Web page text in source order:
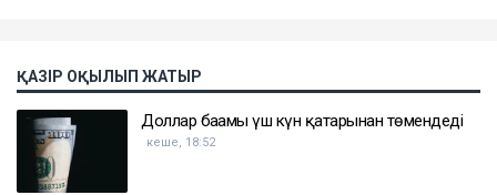
ҚАЗІР ОҚЫЛЫП ЖАТЫР
Доллар бағамы үш күн қатарынан төмендеді
кеше, 18:52